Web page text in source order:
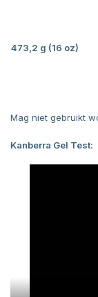
473,2 g (16 oz)
Mag niet gebruikt
Kanberra Gel Test: